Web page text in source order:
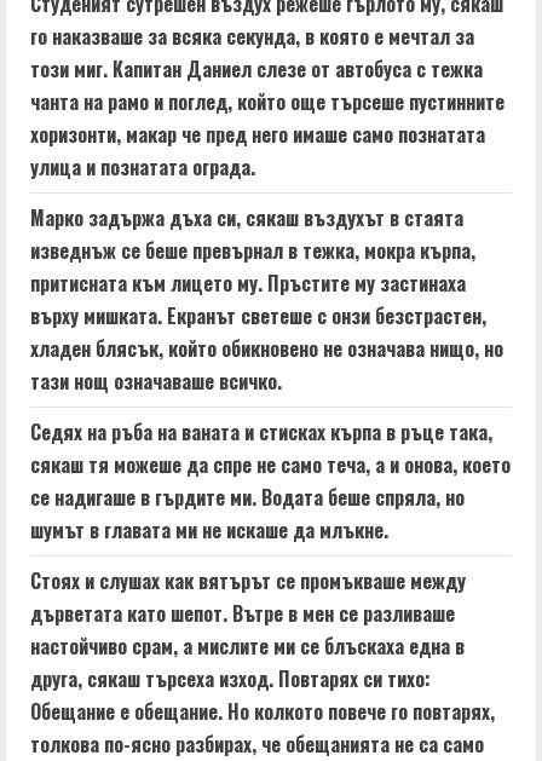
i
n
g
го наказваше за всяка секунда, в която е мечтал за
този миг. Капитан Даниел слезе от автобуса с тежка
чанта на рамо и поглед, който още търсеше пустинните
хоризонти, макар че пред него имаше само познатата
улица и познатата ограда.
Марко задържа дъха си, сякаш въздухът в стаята
изведнъж се беше превърнал в тежка, мокра кърпа,
притисната към лицето му. Пръстите му застинаха
върху мишката. Екранът светеше с онзи безстрастен,
хладен блясък, който обикновено не означава нищо, но
тази нощ означаваше всичко.
Седях на ръба на ваната и стисках кърпа в ръце така,
сякаш тя можеше да спре не само теча, а и онова, което
се надигаше в гърдите ми. Водата беше спряла, но
шумът в главата ми не искаше да млъкне.
Стоях и слушах как вятърът се промъкваше между
дърветата като шепот. Вътре в мен се разливаше
настойчиво срам, а мислите ми се блъскаха една в
друга, сякаш търсеха изход. Повтарях си тихо:
Обещание е обещание. Но колкото повече го повтарях,
толкова по-ясно разбирах, че обещанията не са само